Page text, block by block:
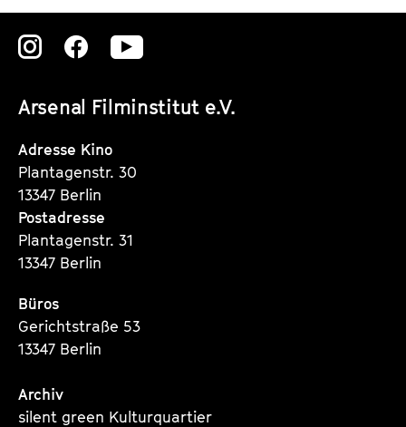
Arsenal Filminstitut e.V.
Zu
Instagram
Seite
Zu
Instagram
Seite
Zu
Instagram
Adresse Kino
Plantagenstr. 30
13347 Berlin
Postadresse
Plantagenstr. 31
13347 Berlin
Büros
Gerichtstraße 53
13347 Berlin
Archiv
silent green Kulturquartier